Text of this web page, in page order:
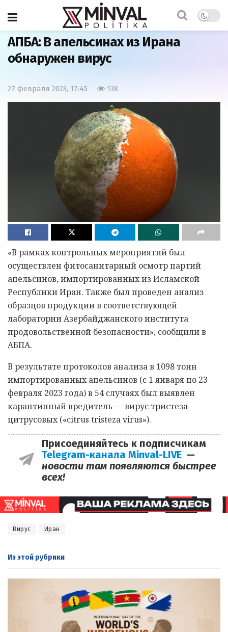
Главная Общество
АПБА: В апельсинах из Ирана
обнаружен вирус
27 февраля 2023, 17:45 138
«В рамках контрольных мероприятий был
осуществлен фитосанитарный осмотр партий
апельсинов, импортированных из Исламской
Республики Иран. Также был проведен анализ
образцов продукции в соответствующей
лаборатории Азербайджанского института
продовольственной безопасности», сообщили в
АБПА.
В результате протоколов анализа в 1098 тонн
импортированных апельсинов (с 1 января по 23
февраля 2023 года) в 54 случаях был выявлен
карантинный вредитель — вирус тристеза
цитрусовых («citrus tristeza virus»).
Присоединяйтесь к подписчикам
Telegram-канала Minval-LIVE —
новости там появляются быстрее
всех!
Вирус Иран
Из этой рубрики